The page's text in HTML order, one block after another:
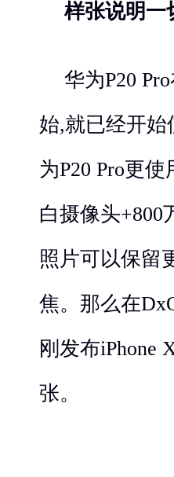
样张说明一
华为P20
始,就已经开
为P20 Pro更
白摄像头+800
照片可以保留
焦。那么在
刚发布iPhone
张。